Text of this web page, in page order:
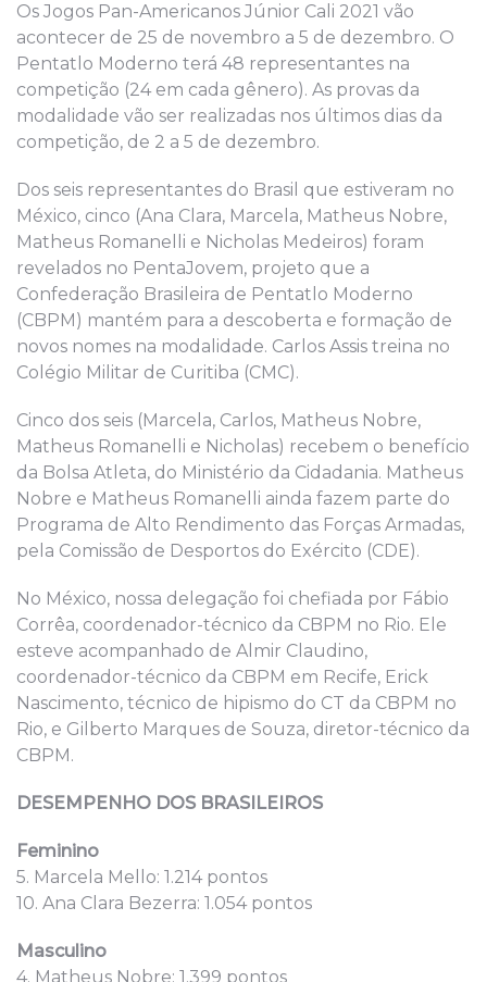
Os Jogos Pan-Americanos Júnior Cali 2021 vão
acontecer de 25 de novembro a 5 de dezembro. O
Pentatlo Moderno terá 48 representantes na
competição (24 em cada gênero). As provas da
modalidade vão ser realizadas nos últimos dias da
competição, de 2 a 5 de dezembro.
Dos seis representantes do Brasil que estiveram no
México, cinco (Ana Clara, Marcela, Matheus Nobre,
Matheus Romanelli e Nicholas Medeiros) foram
revelados no PentaJovem, projeto que a
Confederação Brasileira de Pentatlo Moderno
(CBPM) mantém para a descoberta e formação de
novos nomes na modalidade. Carlos Assis treina no
Colégio Militar de Curitiba (CMC).
Cinco dos seis (Marcela, Carlos, Matheus Nobre,
Matheus Romanelli e Nicholas) recebem o benefício
da Bolsa Atleta, do Ministério da Cidadania. Matheus
Nobre e Matheus Romanelli ainda fazem parte do
Programa de Alto Rendimento das Forças Armadas,
pela Comissão de Desportos do Exército (CDE).
No México, nossa delegação foi chefiada por Fábio
Corrêa, coordenador-técnico da CBPM no Rio. Ele
esteve acompanhado de Almir Claudino,
coordenador-técnico da CBPM em Recife, Erick
Nascimento, técnico de hipismo do CT da CBPM no
Rio, e Gilberto Marques de Souza, diretor-técnico da
CBPM.
DESEMPENHO DOS BRASILEIROS
Feminino
5. Marcela Mello: 1.214 pontos
10. Ana Clara Bezerra: 1.054 pontos
Masculino
4. Matheus Nobre: 1.399 pontos